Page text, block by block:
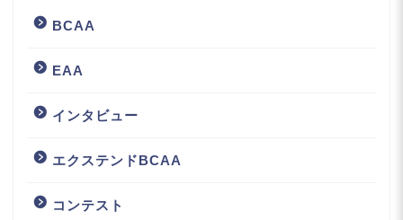
BCAA
EAA
インタビュー
エクステンドBCAA
コンテスト